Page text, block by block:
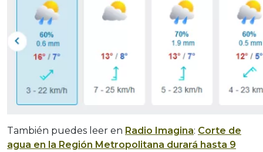
También puedes leer en Radio Imagina: Corte de
agua en la Región Metropolitana durará hasta 9